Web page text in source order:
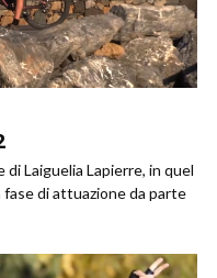
Laiguelia Lapierre, in quel
fase di attuazione da parte